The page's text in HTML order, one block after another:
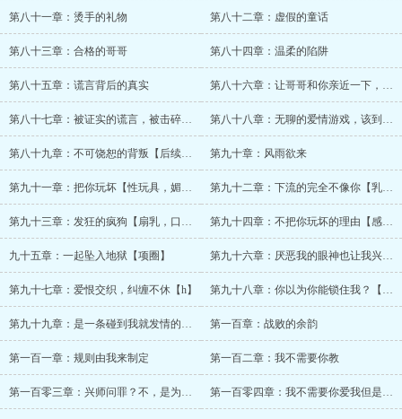
第八十一章：烫手的礼物 第八十二章：虚假的童话
第八十三章：合格的哥哥 第八十四章：温柔的陷阱
第八十五章：谎言背后的真实 第八十六章：让哥哥和你亲近一下，又怎么
第八十七章：被证实的谎言，被击碎的幻梦 第八十八章：无聊的爱情游戏，该到有趣的
第八十九章：不可饶恕的背叛【后续过激肉， 第九十章：风雨欲来
第九十一章：把你玩坏【性玩具，媚药】 第九十二章：下流的完全不像你【乳链，眼罩
第九十三章：发狂的疯狗【扇乳，口枷】 第九十四章：不把你玩坏的理由【感情破
九十五章：一起坠入地狱【项圈】 第九十六章：厌恶我的眼神也让我兴奋【
第九十七章：爱恨交织，纠缠不休【h】 第九十八章：你以为你能锁住我？【反攻
第九十九章：是一条碰到我就发情的狗吗？ 第一百章：战败的余韵
第一百一章：规则由我来制定 第一百二章：我不需要你教
第一百零三章：兴师问罪？不，是为你加码 第一百零四章：我不需要你爱我但是，我